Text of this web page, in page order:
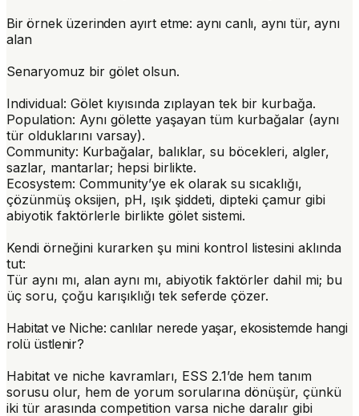
Bir örnek üzerinden ayırt etme: aynı canlı, aynı tür, aynı
alan
Senaryomuz bir gölet olsun.
Individual: Gölet kıyısında zıplayan tek bir kurbağa.
Population: Aynı gölette yaşayan tüm kurbağalar (aynı
tür olduklarını varsay).
Community: Kurbağalar, balıklar, su böcekleri, algler,
sazlar, mantarlar; hepsi birlikte.
Ecosystem: Community’ye ek olarak su sıcaklığı,
çözünmüş oksijen, pH, ışık şiddeti, dipteki çamur gibi
abiyotik faktörlerle birlikte gölet sistemi.
Kendi örneğini kurarken şu mini kontrol listesini aklında
tut:
Tür aynı mı, alan aynı mı, abiyotik faktörler dahil mi; bu
üç soru, çoğu karışıklığı tek seferde çözer.
Habitat ve Niche: canlılar nerede yaşar, ekosistemde hangi
rolü üstlenir?
Habitat ve niche kavramları, ESS 2.1’de hem tanım
sorusu olur, hem de yorum sorularına dönüşür, çünkü
iki tür arasında competition varsa niche daralır gibi